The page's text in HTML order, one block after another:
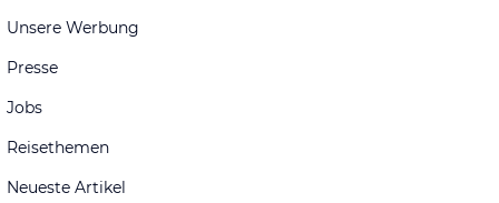
Unsere Werbung
Presse
Jobs
Reisethemen
Neueste Artikel